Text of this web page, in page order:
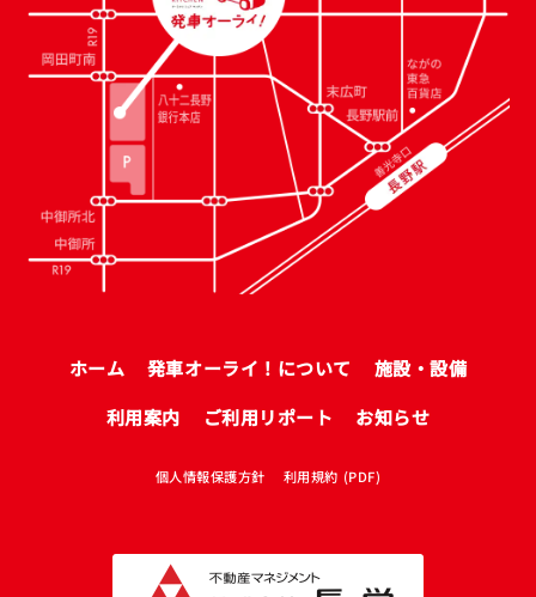
ホーム 発車オーライ！について
施設・設備
利用案内
ご利用リポート お知らせ
個人情報保護方針 利用規約 (PDF)